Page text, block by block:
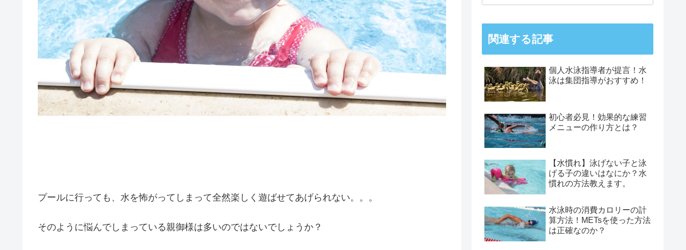
プールに行っても、水を怖がってしまって全然楽しく遊ばせてあげられない。。。
そのように悩んでしまっている親御様は多いのではないでしょうか？
関連する記事
個人水泳指導者が提言！水
泳は集団指導がおすすめ！
初心者必見！効果的な練習
メニューの作り方とは？
【水慣れ】泳げない子と泳
げる子の違いはなにか？水
慣れの方法教えます。
水泳時の消費カロリーの計
算方法！METsを使った方法
は正確なのか？